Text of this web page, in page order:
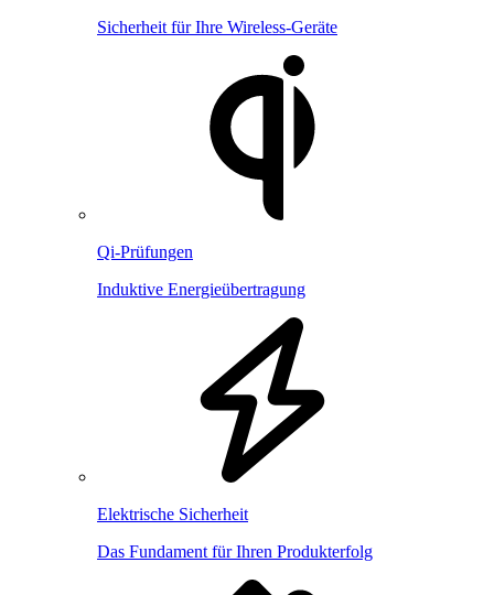
Sicherheit für Ihre Wireless-Geräte
Qi-Prüfungen
Induktive Energieübertragung
Elektrische Sicherheit
Das Fundament für Ihren Produkterfolg